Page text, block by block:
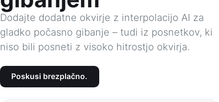
Dodajte dodatne okvirje z interpolacijo AI za
gladko počasno gibanje – tudi iz posnetkov, ki
niso bili posneti z visoko hitrostjo okvirja.
Poskusi brezplačno.